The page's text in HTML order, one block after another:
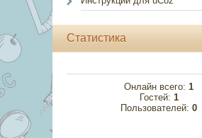
Статистика
Онлайн всего: 1
Гостей: 1
Пользователей: 0